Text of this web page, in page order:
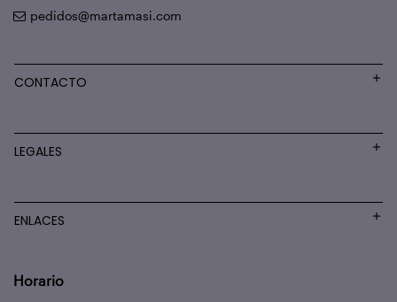
pedidos@martamasi.com
CONTACTO
LEGALES
ENLACES
Horario